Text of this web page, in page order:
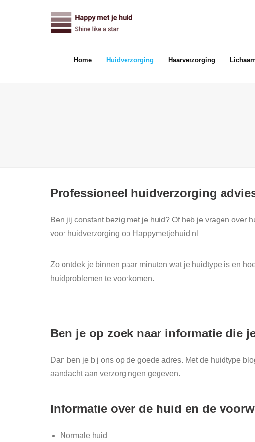
Home Huidverzorging Haarverzorging
Professioneel huidverzorging
Ben jij constant bezig met je huid? Of heb je vragen over
voor huidverzorging op Happymetjehuid.nl
Zo ontdek je binnen paar minuten wat je huidtype is en
huidproblemen te voorkomen.
Ben je op zoek naar informatie die
Dan ben je bij ons op de goede adres. Met de huidtype
aandacht aan verzorgingen gegeven.
Informatie over de huid en de
Normale huid